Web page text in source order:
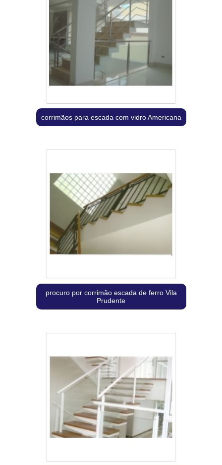
corrimãos para escada com vidro Americana
procuro por corrimão escada de ferro Vila
Prudente